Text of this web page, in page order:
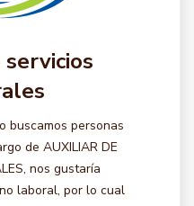
buscamos personas
de AUXILIAR DE
nos gustaría
laboral, por lo cual